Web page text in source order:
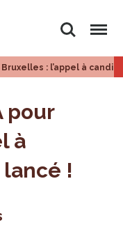
Rechercher
Menu
Bruxelles : l’appel à
pour
à
!